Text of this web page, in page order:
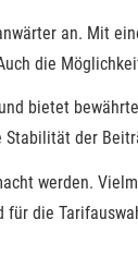
an. Mit
die
bietet
der
werden.
die